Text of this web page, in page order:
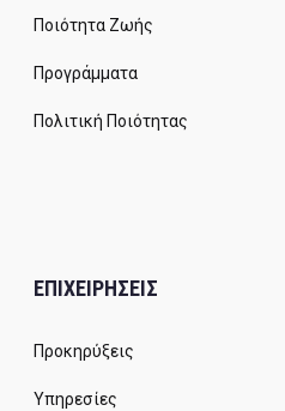
Ποιότητα Ζωής
Προγράμματα
Πολιτική Ποιότητας
ΕΠΙΧΕΙΡΗΣΕΙΣ
Προκηρύξεις
Υπηρεσίες